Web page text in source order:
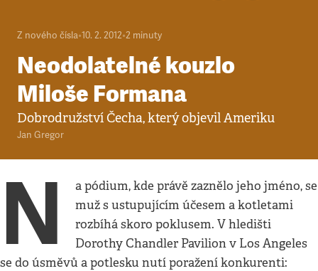
Z nového čísla•10. 2. 2012•2 minuty
Neodolatelné kouzlo
Miloše Formana
Dobrodružství Čecha, který objevil Ameriku
Jan Gregor
N
a pódium, kde právě zaznělo jeho jméno, se
muž s ustupujícím účesem a kotletami
rozbíhá skoro poklusem. V hledišti
Dorothy Chandler Pavilion v Los Angeles
se do úsměvů a potlesku nutí poražení konkurenti: